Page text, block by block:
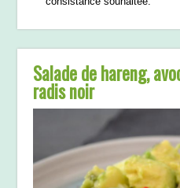
Salade de hareng,
radis noir